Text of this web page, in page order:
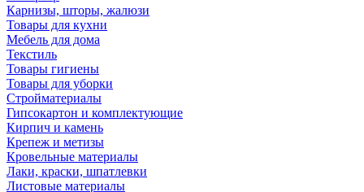
Карнизы, шторы, жалюзи
Товары для кухни
Мебель для дома
Текстиль
Товары гигиены
Товары для уборки
Стройматериалы
Гипсокартон и комплектующие
Кирпич и камень
Крепеж и метизы
Кровельные материалы
Лаки, краски, шпатлевки
Листовые материалы